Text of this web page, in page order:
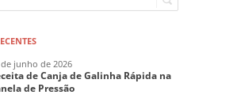
de junho de 2026
de Canja de Galinha Rápida na
de Pressão